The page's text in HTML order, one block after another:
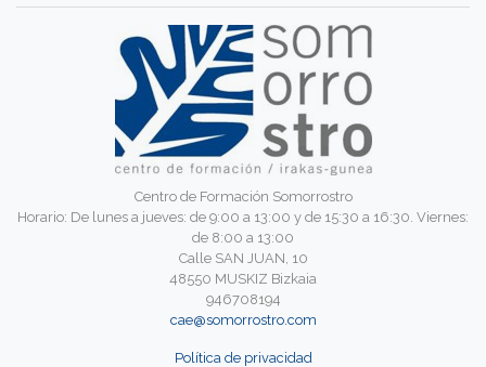
Centro de Formación Somorrostro
Horario: De lunes a jueves: de 9:00 a 13:00 y de 15:30 a 16:30. Viernes:
de 8:00 a 13:00
Calle SAN JUAN, 10
48550 MUSKIZ Bizkaia
946708194
cae@somorrostro.com
Política de privacidad